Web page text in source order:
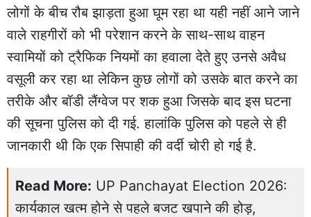
लोगों के बीच रौब झाड़ता हुआ घूम रहा था यही नहीं आने जाने
वाले राहगीरों को भी परेशान करने के साथ-साथ वाहन
स्वामियों को ट्रैफिक नियमों का हवाला देते हुए उनसे अवैध
वसूली कर रहा था लेकिन कुछ लोगों को उसके बात करने का
तरीके और बॉडी लैंग्वेज पर शक हुआ जिसके बाद इस घटना
की सूचना पुलिस को दी गई. हालांकि पुलिस को पहले से ही
जानकारी थी कि एक सिपाही की वर्दी चोरी हो गई है.
Read More: UP Panchayat Election 2026:
कार्यकाल खत्म होने से पहले बजट खपाने की होड़,